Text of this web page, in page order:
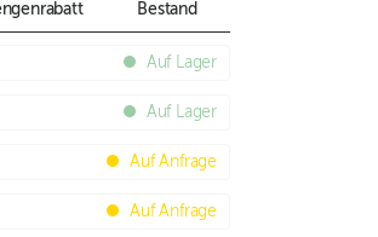
Bestand
Auf Lager
Auf Lager
Auf Anfrage
Auf Anfrage